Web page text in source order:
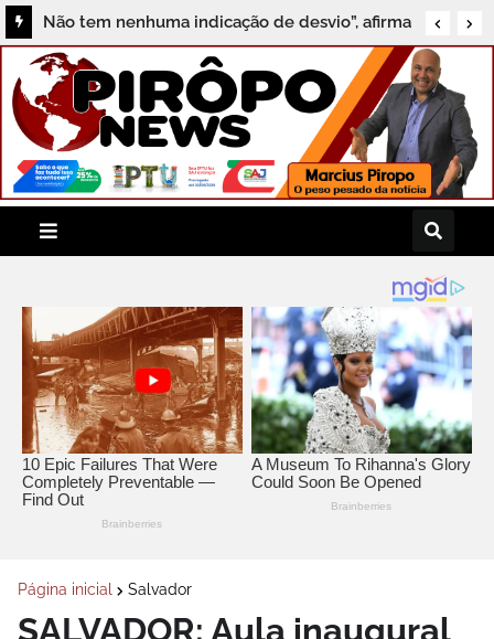
Não tem nenhuma indicação de desvio”, afirma
Professor Tone sobre investigação do MPF em
Aratuípe
Página inicial Salvador
SALVADOR: Aula inaugural